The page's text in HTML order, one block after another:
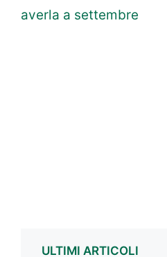
averla a settembre
ULTIMI ARTICOLI